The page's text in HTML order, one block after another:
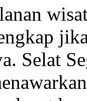
Selat